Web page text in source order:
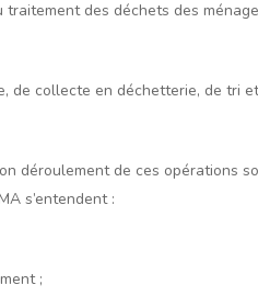
des déchets des
collecte en déchetterie, de tri
déroulement de ces opérations
s’entendent :
;